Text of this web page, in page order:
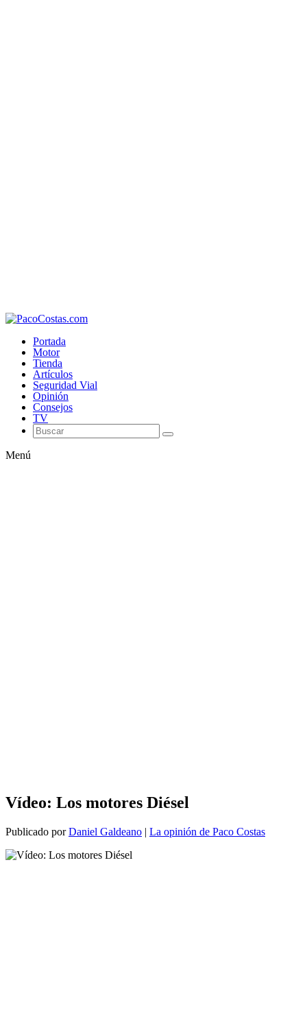
Portada
Motor
Tienda
Artículos
Seguridad Vial
Opinión
Consejos
TV
Menú
Vídeo: Los motores Diésel
Publicado porDaniel Galdeano | La opinión de Paco Costas